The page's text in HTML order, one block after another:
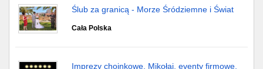
Ślub za granicą - Morze Śródziemne i Świat
Cała Polska
Imprezy choinkowe, Mikołaj, eventy firmowe,